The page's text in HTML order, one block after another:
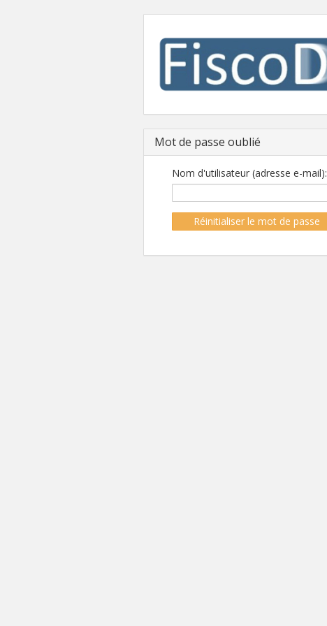
Mot de passe oublié
Nom d'utilisateur (adresse e-mail):